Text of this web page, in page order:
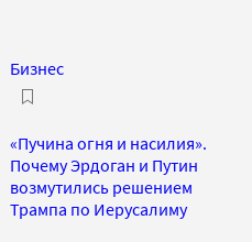
Бизнес
«Пучина огня и насилия».
Почему Эрдоган и Путин
возмутились решением
Трампа по Иерусалиму